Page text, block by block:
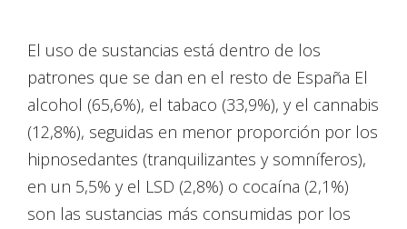
El uso de sustancias está dentro de los
patrones que se dan en el resto de España El
alcohol (65,6%), el tabaco (33,9%), y el cannabis
(12,8%), seguidas en menor proporción por los
hipnosedantes (tranquilizantes y somníferos),
en un 5,5% y el LSD (2,8%) o cocaína (2,1%)
son las sustancias más consumidas por los